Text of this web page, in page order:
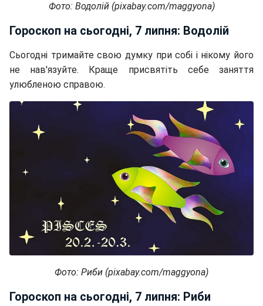
Фото: Водолій (pixabay.com/maggyona)
Гороскоп на сьогодні, 7 липня: Водолій
Сьогодні тримайте свою думку при собі і нікому його
не нав'язуйте. Краще присвятіть себе заняття
улюбленою справою.
Фото: Риби (pixabay.com/maggyona)
Гороскоп на сьогодні, 7 липня: Риби